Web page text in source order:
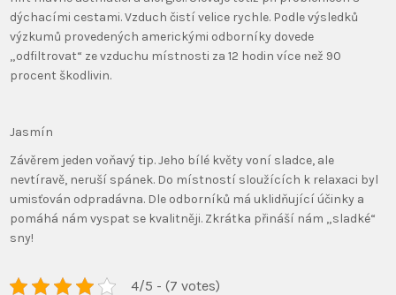
dýchacími cestami. Vzduch čistí velice rychle. Podle výsledků
výzkumů provedených americkými odborníky dovede
„odfiltrovat“ ze vzduchu místnosti za 12 hodin více než 90
procent škodlivin.
Jasmín
Závěrem jeden voňavý tip. Jeho bílé květy voní sladce, ale
nevtíravě, neruší spánek. Do místností sloužících k relaxaci byl
umisťován odpradávna. Dle odborníků má uklidňující účinky a
pomáhá nám vyspat se kvalitněji. Zkrátka přináší nám „sladké“
sny!
4/5 - (7 votes)